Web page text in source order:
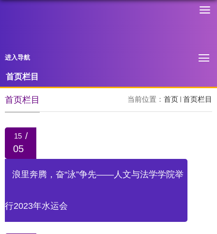
进入导航
首页栏目
当前位置： 首页 首页栏目
首页栏目
15 /
05
浪里奔腾，奋“泳”争先——人文与法学学院举
行2023年水运会